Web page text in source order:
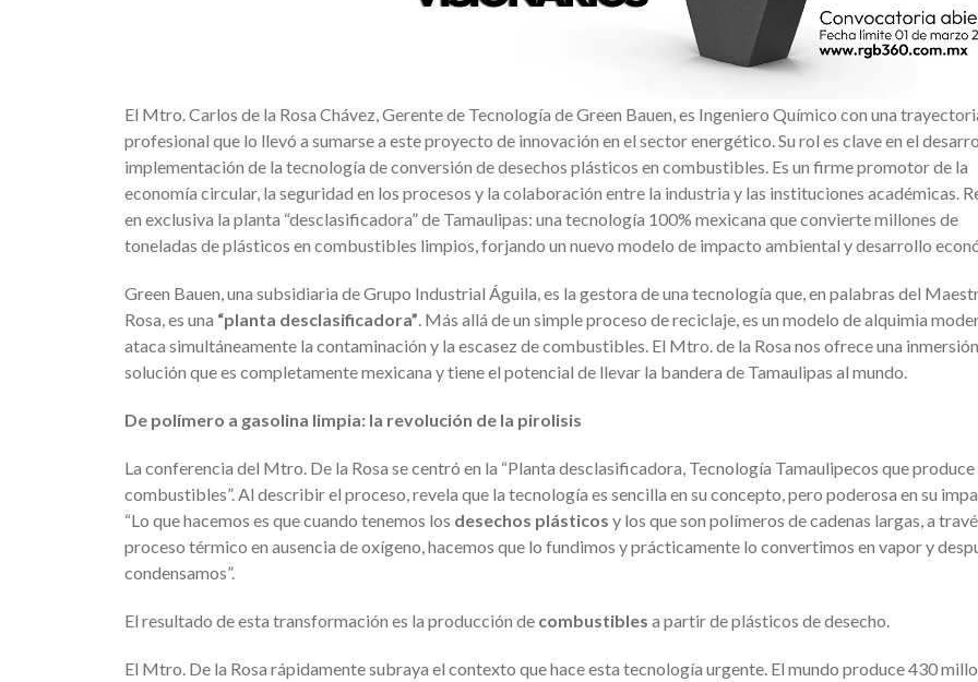
El Mtro. Carlos de la Rosa Chávez, Gerente de Tecnología de Green Bauen, es Ingeniero Químico con una
profesional que lo llevó a sumarse a este proyecto de innovación en el sector energético. Su rol es clave en el
implementación de la tecnología de conversión de desechos plásticos en combustibles. Es un firme promotor de la
economía circular, la seguridad en los procesos y la colaboración entre la industria y las instituciones académicas.
en exclusiva la planta “desclasificadora” de Tamaulipas: una tecnología 100% mexicana que convierte millones de
toneladas de plásticos en combustibles limpios, forjando un nuevo modelo de impacto ambiental y desarrollo
Green Bauen, una subsidiaria de Grupo Industrial Águila, es la gestora de una tecnología que, en palabras del
Rosa, es una “planta desclasificadora”. Más allá de un simple proceso de reciclaje, es un modelo de alquimia
ataca simultáneamente la contaminación y la escasez de combustibles. El Mtro. de la Rosa nos ofrece una
solución que es completamente mexicana y tiene el potencial de llevar la bandera de Tamaulipas al mundo.
De polímero a gasolina limpia: la revolución de la pirolisis
La conferencia del Mtro. De la Rosa se centró en la “Planta desclasificadora, Tecnología Tamaulipecos que produce
combustibles”. Al describir el proceso, revela que la tecnología es sencilla en su concepto, pero poderosa en su
“Lo que hacemos es que cuando tenemos los desechos plásticos y los que son polímeros de cadenas largas, a
proceso térmico en ausencia de oxígeno, hacemos que lo fundimos y prácticamente lo convertimos en vapor y
condensamos”.
El resultado de esta transformación es la producción de combustibles a partir de plásticos de desecho.
El Mtro. De la Rosa rápidamente subraya el contexto que hace esta tecnología urgente. El mundo produce 430